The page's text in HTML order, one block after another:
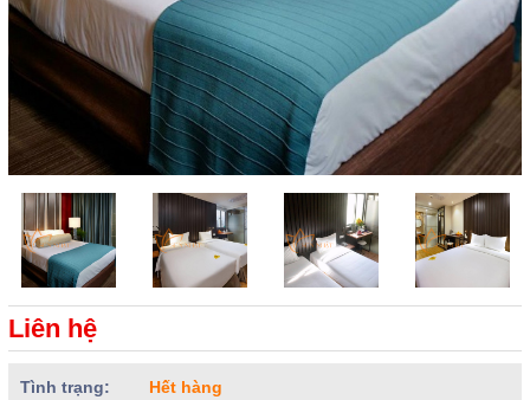
Liên hệ
Tình trạng:
Hết hàng